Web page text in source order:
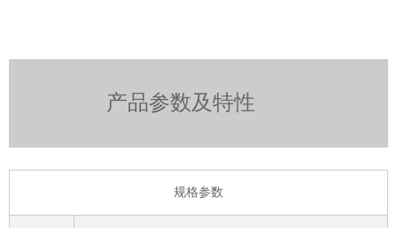
产品参数及特性
规格参数